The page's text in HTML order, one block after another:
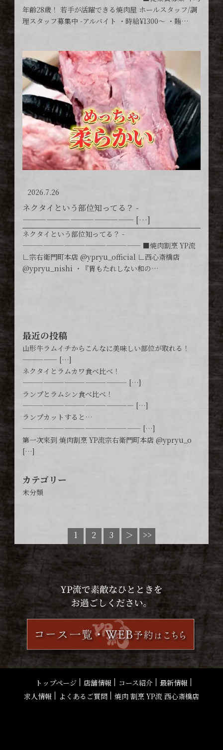
年齢28歳！ 若手が活躍できる焼肉屋 ホールスタッフ/調
理スタッフ募集中 -アルバイト ・時給¥1300〜 ・賄…
2026.7.26
ネクタイという部位知ってる？ -
—————————————— […]
ネクタイという部位知ってる？ -
————————————————— ■焼肉割烹 YP流
∟宗右衛門町本店 @ypryu_official ∟西心斎橋店
@ypryu_nishi ・『胃もたれしない和の…
最近の投稿
山形牛ラムイチからこんなに美味しい部位が取れる！
————— […]
ネクタイとラムカワ食べ比べ！
——————————————— […]
ランプとラムシン食べ比べ！
———————————————— […]
ランプカットすると…
————————————————— […]
第一次來到 焼肉割烹 YP流宗右衛門町本店 @ypryu_o
[…]
カテゴリー
未分類
1 2 3 ＞ >>
トップページ 店舗情報 コース紹介
最新情報
求人情報
よくあるご質問 焼肉 割烹 YP流 西心斎橋店